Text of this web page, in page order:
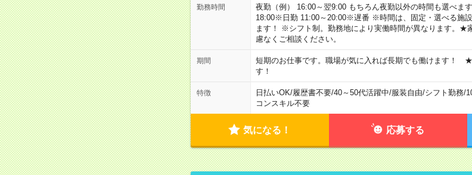
勤務時間
夜勤（例） 16:00～翌9:00 もちろん夜勤以外の時間も選べま
18:00※日勤 11:00～20:00※遅番 ※時間は、固定・選べる施
ます！ ※シフト制。勤務地により実働時間が異なります。★
慮なくご相談ください。
期間
短期のお仕事です。職場が気に入れば長期でも働けます
す！
特徴 日払いOK/履歴書不要/40～50代活躍中/服装自由/シフト勤務/
コンスキル不要
気になる！ 応募する